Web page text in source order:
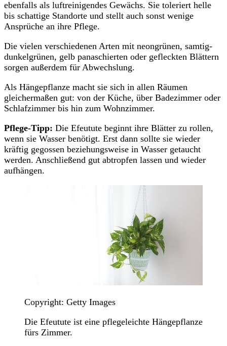
ebenfalls als luftreinigendes Gewächs. Sie toleriert helle
bis schattige Standorte und stellt auch sonst wenige
Ansprüche an ihre Pflege.
Die vielen verschiedenen Arten mit neongrünen, samtig-
dunkelgrünen, gelb panaschierten oder gefleckten Blättern
sorgen außerdem für Abwechslung.
Als Hängepflanze macht sie sich in allen Räumen
gleichermaßen gut: von der Küche, über Badezimmer oder
Schlafzimmer bis hin zum Wohnzimmer.
Pflege-Tipp: Die Efeutute beginnt ihre Blätter zu rollen,
wenn sie Wasser benötigt. Erst dann sollte sie wieder
kräftig gegossen beziehungsweise in Wasser getaucht
werden. Anschließend gut abtropfen lassen und wieder
aufhängen.
Copyright: Getty Images
Die Efeutute ist eine pflegeleichte Hängepflanze
fürs Zimmer.